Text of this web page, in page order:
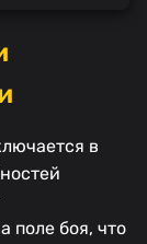
в
поле боя, что